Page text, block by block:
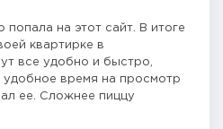
попала на этот сайт. В итоге
квартирке в
все удобно и быстро,
удобное время на просмотр
ее. Сложнее пиццу